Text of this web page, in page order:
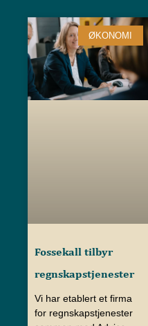
ØKONOMI
Fossekall tilbyr
regnskapstjenester
Vi har etablert et firma
for regnskapstjenester